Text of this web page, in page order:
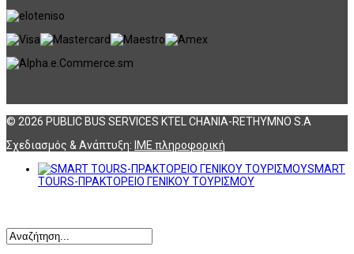
© 2026 PUBLIC BUS SERVICES KTEL CHANIA-RETHYMNO S.A
Σχεδιασμός & Ανάπτυξη: ΙΜΕ πληροφορική
SMART
TOURS-ΠΡΑΚΤΟΡΕΙΟ ΓΕΝΙΚΟΥ ΤΟΥΡΙΣΜΟΥ